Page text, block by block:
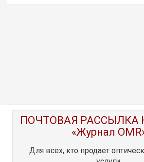
ПОЧТОВАЯ РАССЫЛКА
«Журнал
Для всех, кто продает